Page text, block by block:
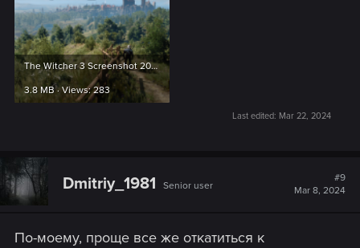
The Witcher 3 Screenshot 2024.03.06 - 06.58.32.63.png
3.8 MB · Views: 283
Last edited: Mar 22, 2024
Dmitriy_1981 Senior user
#9
Mar 8, 2024
По-моему, проще все же откатиться к